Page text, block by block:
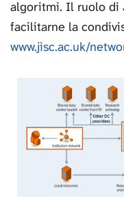
algoritmi. Il ruolo di
facilitarne la
www.jisc.ac.uk/